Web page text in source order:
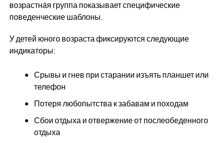
возрастна́я группа показывает специфические
поведенческие шаблоны.
У детей юного возраста фиксируются следующие
индикаторы:
Срывы и гнев при старании изъять планшет или
телефон
Потеря любопытства к забавам и походам
Сбои отдыха и отвержение от послеобеденного
отдыха